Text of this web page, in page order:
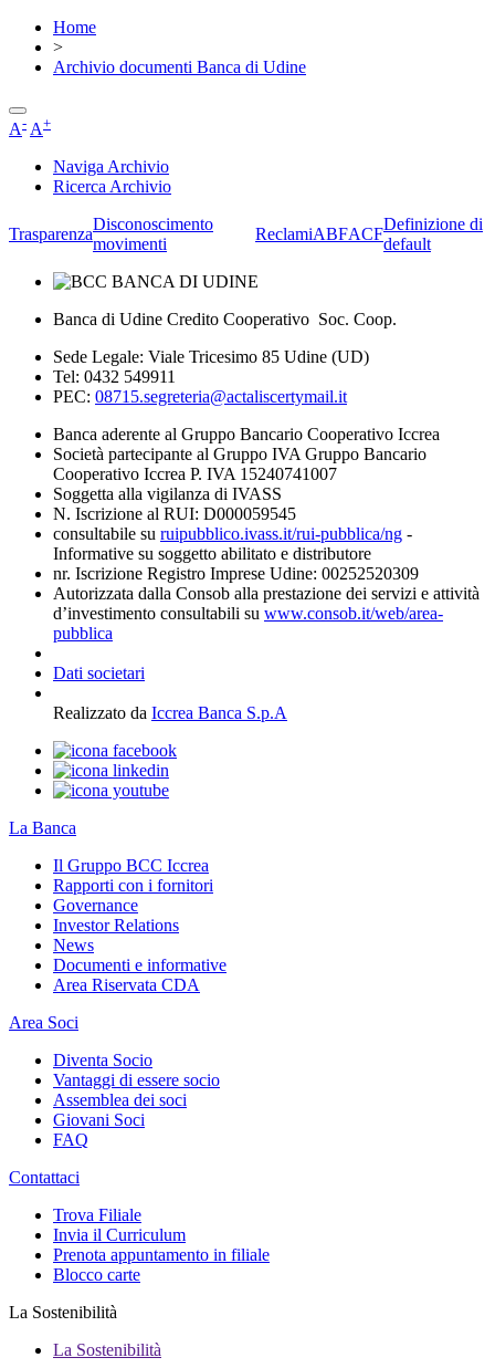
Home
>
Archivio documenti Banca di Udine
A- A+
Naviga Archivio
Ricerca Archivio
Trasparenza
Disconoscimento
movimenti
ReclamiABFACF
Definizione di
default
Banca di Udine Credito Cooperativo Soc. Coop.
Sede Legale: Viale Tricesimo 85 Udine (UD)
Tel: 0432 549911
PEC: 08715.segreteria@actaliscertymail.it
Banca aderente al Gruppo Bancario Cooperativo Iccrea
Società partecipante al Gruppo IVA Gruppo Bancario
Cooperativo Iccrea P. IVA 15240741007
Soggetta alla vigilanza di IVASS
N. Iscrizione al RUI: D000059545
consultabile su ruipubblico.ivass.it/rui-pubblica/ng -
Informative su soggetto abilitato e distributore
nr. Iscrizione Registro Imprese Udine: 00252520309
Autorizzata dalla Consob alla prestazione dei servizi e attività
d’investimento consultabili su www.consob.it/web/area-
pubblica
Dati societari
Realizzato da Iccrea Banca S.p.A
La Banca
Il Gruppo BCC Iccrea
Rapporti con i fornitori
Governance
Investor Relations
News
Documenti e informative
Area Riservata CDA
Area Soci
Diventa Socio
Vantaggi di essere socio
Assemblea dei soci
Giovani Soci
FAQ
Contattaci
Trova Filiale
Invia il Curriculum
Prenota appuntamento in filiale
Blocco carte
La Sostenibilità
La Sostenibilità